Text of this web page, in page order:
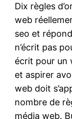
Dix règles
web
seo et
n’écrit pas
écrit pour un
et aspirer
web doit
nombre de
média web.